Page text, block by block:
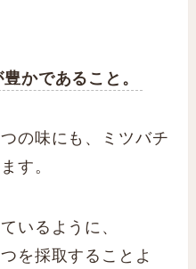
かであること。
の味にも、ミツバチ
す。
いるように、
を採取することよ